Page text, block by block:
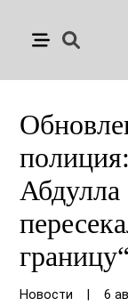
Новости 6